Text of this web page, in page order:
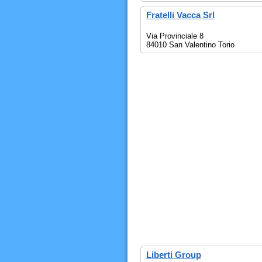
Fratelli Vacca Srl
Via Provinciale 8
84010 San Valentino Torio
Liberti Group